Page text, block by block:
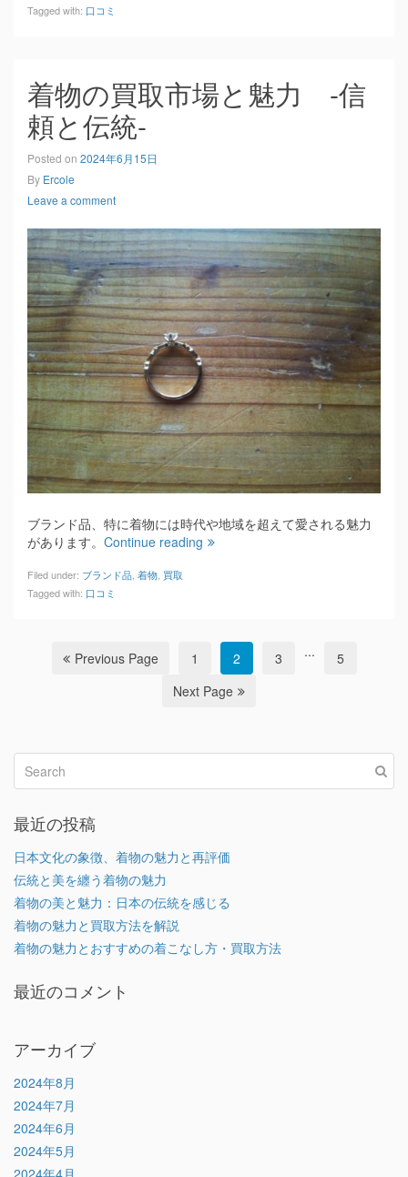
Tagged with: 口コミ
着物の買取市場と魅力 -信
頼と伝統-
Posted on 2024年6月15日
By Ercole
Leave a comment
ブランド品、特に着物には時代や地域を超えて愛される魅力
があります。 Continue reading
Filed under: ブランド品 着物 買取
Tagged with: 口コミ
Previous Page 1 2 3 ...
5
Next Page
最近の投稿
日本文化の象徴、着物の魅力と再評価
伝統と美を纏う着物の魅力
着物の美と魅力：日本の伝統を感じる
着物の魅力と買取方法を解説
着物の魅力とおすすめの着こなし方・買取方法
最近のコメント
アーカイブ
2024年8月
2024年7月
2024年6月
2024年5月
2024年4月